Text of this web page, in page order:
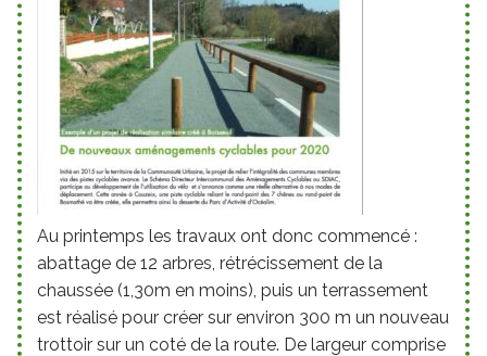
Au printemps les travaux ont donc commencé :
abattage de 12 arbres, rétrécissement de la
chaussée (1,30m en moins), puis un terrassement
est réalisé pour créer sur environ 300 m un nouveau
trottoir sur un coté de la route. De largeur comprise